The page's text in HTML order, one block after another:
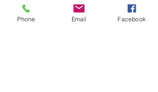
kétlábú átjönne, osztán maga csak át hessegetné nekem.
Ne féjjen na, magát úgysem bántsák, maga nem tehet
arról, hogy elfelejti bécsukni a kicsikaput, magának
Phone Email Facebook